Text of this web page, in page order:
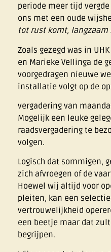
periode meer tijd
ons met een oude
tot rust komt, langzaam
Zoals gezegd was in
en Marieke Vellinga de
voorgedragen nieuwe
installatie volgt op de
vergadering van
Mogelijk een leuke
raadsvergadering te
volgen.
Logisch dat sommigen,
zich afvroegen of de
Hoewel wij altijd voor
pleiten, kan een
vertrouwelijkheid
een beetje maar dat
begrijpen.